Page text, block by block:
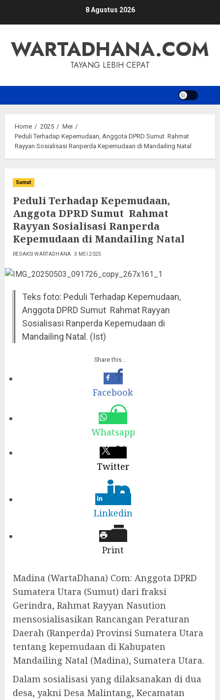
8 Agustus 2026
WARTADHANA.COM
TAYANG LEBIH CEPAT
Home 2025
Mei
Peduli Terhadap Kepemudaan, Anggota DPRD Sumut Rahmat
Rayyan Sosialisasi Ranperda Kepemudaan di Mandailing Natal
Sumut
Peduli Terhadap Kepemudaan,
Anggota DPRD Sumut Rahmat
Rayyan Sosialisasi Ranperda
Kepemudaan di Mandailing Natal
REDAKSI WARTADHANA 3 MEI 2025
Teks foto: Peduli Terhadap Kepemudaan,
Anggota DPRD Sumut Rahmat Rayyan
Sosialisasi Ranperda Kepemudaan di
Mandailing Natal. (Ist)
Share this…
Facebook
Whatsapp
Twitter
Linkedin
Print
Madina (WartaDhana) Com: Anggota DPRD
Sumatera Utara (Sumut) dari fraksi
Gerindra, Rahmat Rayyan Nasution
mensosialisasikan Rancangan Peraturan
Daerah (Ranperda) Provinsi Sumatera Utara
tentang kepemudaan di Kabupaten
Mandailing Natal (Madina), Sumatera Utara.
Dalam sosialisasi yang dilaksanakan di dua
desa, yakni Desa Malintang, Kecamatan